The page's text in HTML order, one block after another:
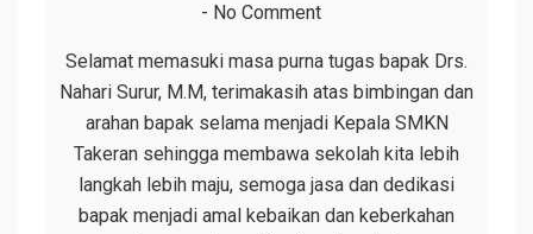
No Comment
Selamat memasuki masa purna tugas bapak Drs.
Nahari Surur, M.M, terimakasih atas bimbingan dan
arahan bapak selama menjadi Kepala SMKN
Takeran sehingga membawa sekolah kita lebih
langkah lebih maju, semoga jasa dan dedikasi
bapak menjadi amal kebaikan dan keberkahan